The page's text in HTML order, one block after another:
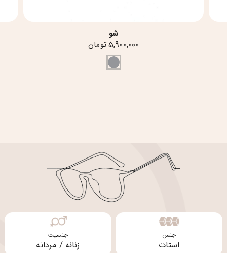
شو
5,900,000 تومان
جنس
استات
جنسیت
زنانه / مردانه